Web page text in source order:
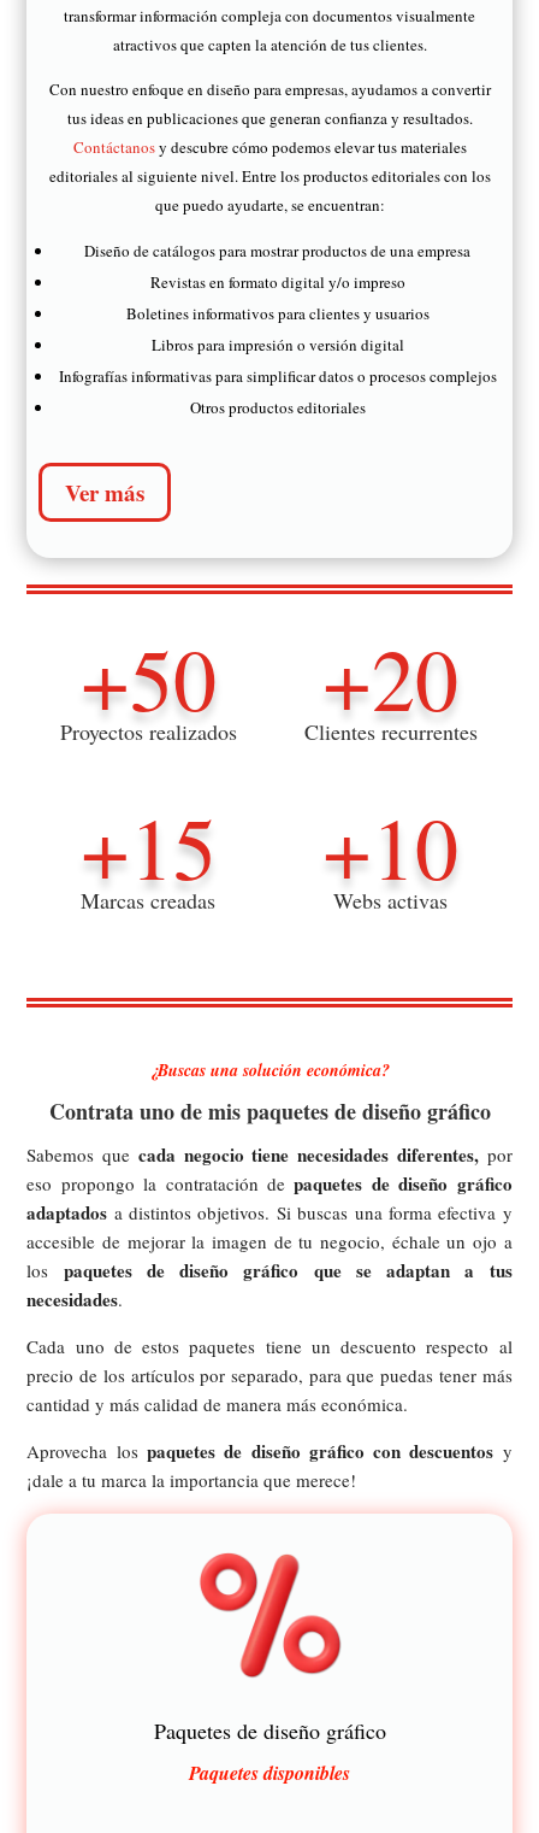
transformar información compleja con documentos visualmente
atractivos que capten la atención de tus clientes.
Con nuestro enfoque en diseño para empresas, ayudamos a convertir
tus ideas en publicaciones que generan confianza y resultados.
Contáctanosy descubre cómo podemos elevar tus materiales
editoriales al siguiente nivel. Entre los productos editoriales con los
que puedo ayudarte, se encuentran:
Diseño de catálogos para mostrar productos de una empresa
Revistas en formato digital y/o impreso
Boletines informativos para clientes y usuarios
Libros para impresión o versión digital
Infografías informativas para simplificar datos o procesos complejos
Otros productos editoriales
Ver más
+50
Proyectos realizados +20
Clientes recurrentes
+15
Marcas creadas +10
Webs activas
¿Buscas una solución económica?
Contrata uno de mis paquetes de diseño gráfico
Sabemos que cada negocio tiene necesidades diferentes,por
eso propongo la contratación depaquetes de diseño gráfico
adaptados a distintos objetivos. Si buscas una forma efectiva y
accesible de mejorar la imagen de tu negocio, échale un ojo a
los paquetes de diseño gráfico que se adaptan a tus
necesidades.
Cada uno de estos paquetes tiene un descuento respecto al
precio de los artículos por separado, para que puedas tener más
cantidad y más calidad de manera más económica.
Aprovecha los paquetes de diseño gráfico con descuentos y
¡dale a tu marca la importancia que merece!
Paquetes de diseño gráfico
Paquetes disponibles